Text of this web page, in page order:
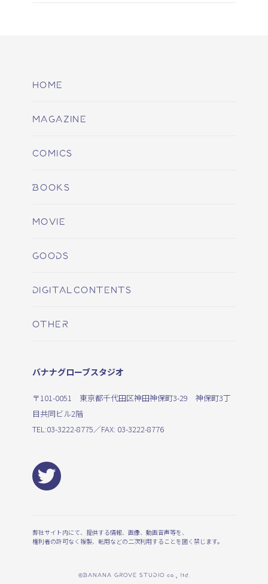
HOME
MAGAZINE
COMICS
BOOKS
MOVIE
GOODS
DIGITALCONTENTS
OTHER
バナナグローブスタジオ
〒101-0051 東京都千代田区神田神保町3-29 神保町3丁
目共同ビル2階
TEL:03-3222-8775／FAX: 03-3222-8776
弊社サイト内にて、提供する情報、画像、動画音声等を、
権利者の許可なく複製、転用などの二次利用することを固く禁じます。
©BANANA GROVE STUDIO co., ltd.